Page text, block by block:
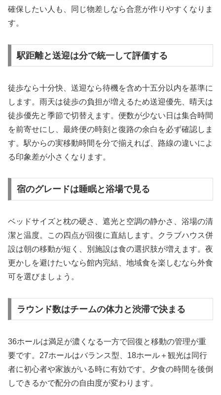
確保したい人も、同じ物差しなら合意が作りやすくなりま
す。
駅距離と送迎は分で統一して評価する
徒歩なら十分快、送迎なら待機を含め十五分以内を基準に
します。雨天は徒歩の負担が増えるため送迎優先、晴天は
徒歩優先と季節で切替えます。便数が少ない日は集合時間
を前寄せにし、最終便の時刻と復路の余白を必ず確認しま
す。駅からの実移動時間を分で揃えれば、路線の違いによ
る印象差が小さくなります。
宿のグレードは睡眠と浴場で見る
ベッドサイズと枕の硬さ、遮光と空調の静かさ、浴場の清
潔と温度。この四点が回復に直結します。クラブハウス併
設は朝の移動が短く、別施設は食の選択肢が増えます。夜
更かしを避けたいなら館内完結、地域食を楽しむなら外食
可を選びましょう。
ラウンド数はチームの体力と渋滞で決まる
36ホールは満足が濃くなる一方で回復と移動の管理が重
要です。27ホールはバランス型、18ホール＋観光は同行
者に初心者や家族がいる時に有効です。夕食の時間を後倒
しできるかで配分の自由度が変わります。